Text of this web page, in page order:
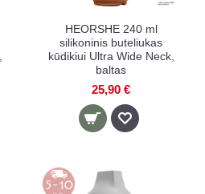
HEORSHE 240 ml
silikoninis buteliukas
kūdikiui Ultra Wide Neck,
baltas
25,90 €